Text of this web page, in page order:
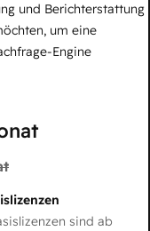
und Berichterstattung
um eine
Engine
sind ab